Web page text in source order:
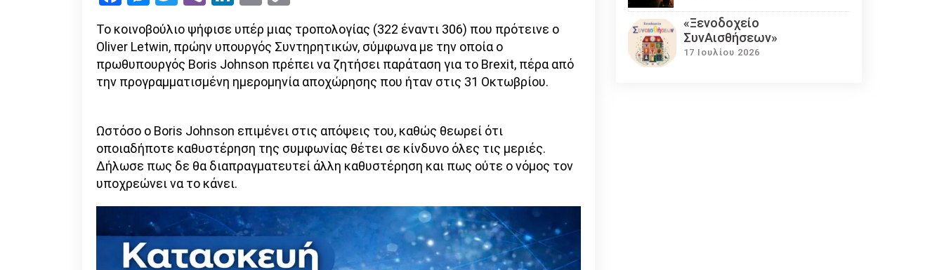
Το κοινοβούλιο ψήφισε υπέρ μιας τροπολογίας (322 έναντι 306) που πρότεινε ο
Oliver Letwin, πρώην υπουργός Συντηρητικών, σύμφωνα με την οποία ο
πρωθυπουργός Boris Johnson πρέπει να ζητήσει παράταση για το Brexit, πέρα από
την προγραμματισμένη ημερομηνία αποχώρησης που ήταν στις 31 Οκτωβρίου.
Ωστόσο ο Boris Johnson επιμένει στις απόψεις του, καθώς θεωρεί ότι
οποιαδήποτε καθυστέρηση της συμφωνίας θέτει σε κίνδυνο όλες τις μεριές.
Δήλωσε πως δε θα διαπραγματευτεί άλλη καθυστέρηση και πως ούτε ο νόμος τον
υποχρεώνει να το κάνει.
«Ξενοδοχείο
ΣυνΑισθήσεων»
17 Ιουλίου 2026